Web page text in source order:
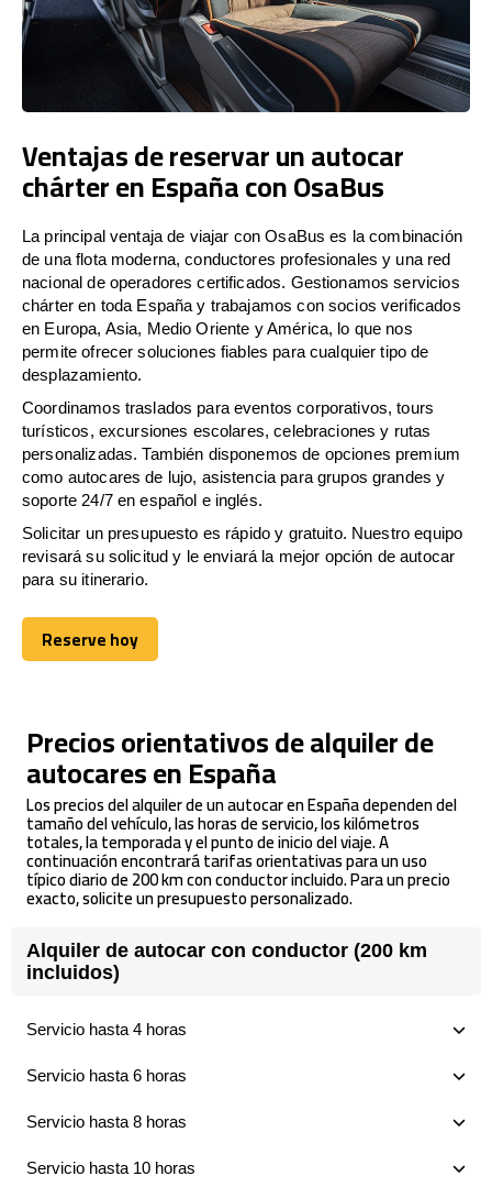
Ventajas de reservar un autocar
chárter en España con OsaBus
La principal ventaja de viajar con OsaBus es la combinación
de una flota moderna, conductores profesionales y una red
nacional de operadores certificados. Gestionamos servicios
chárter en toda España y trabajamos con socios verificados
en Europa, Asia, Medio Oriente y América, lo que nos
permite ofrecer soluciones fiables para cualquier tipo de
desplazamiento.
Coordinamos traslados para eventos corporativos, tours
turísticos, excursiones escolares, celebraciones y rutas
personalizadas. También disponemos de opciones premium
como autocares de lujo, asistencia para grupos grandes y
soporte 24/7 en español e inglés.
Solicitar un presupuesto es rápido y gratuito. Nuestro equipo
revisará su solicitud y le enviará la mejor opción de autocar
para su itinerario.
Reserve hoy
Reserve hoy
Precios orientativos de alquiler de
autocares en España
Los precios del alquiler de un autocar en España dependen del
tamaño del vehículo, las horas de servicio, los kilómetros
totales, la temporada y el punto de inicio del viaje. A
continuación encontrará tarifas orientativas para un uso
típico diario de 200 km con conductor incluido. Para un precio
exacto, solicite un presupuesto personalizado.
Alquiler de autocar con conductor (200 km
incluidos)
Servicio hasta 4 horas
Servicio hasta 6 horas
Servicio hasta 8 horas
Servicio hasta 10 horas